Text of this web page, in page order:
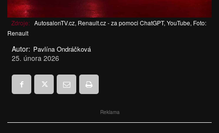
Zdroje: AutosalonTV.cz, Renault.cz - za pomoci ChatGPT, YouTube, Foto:
Renault
Autor: Pavlína Ondráčková
25. února 2026
Reklama